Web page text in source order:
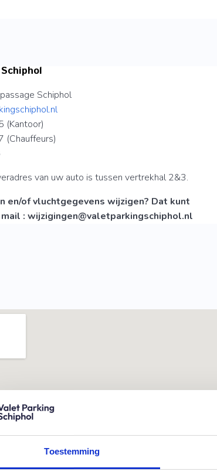
Toestemming
Schiphol
van uw auto is tussen vertrekhal 2&3.
en/of vluchtgegevens wijzigen? Dat kunt
: wijzigingen@valetparkingschiphol.nl